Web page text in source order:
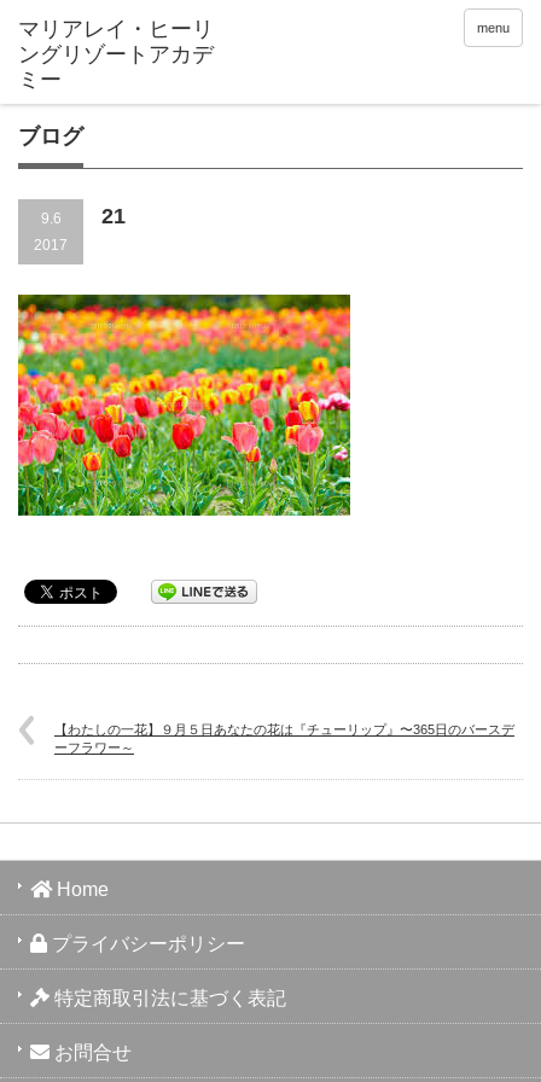
menu
ブログ
9.6
2017
21
【わたしの一花】９月５日あなたの花は『チューリップ』〜365日のバースデ
ーフラワー～
Home
プライバシーポリシー
特定商取引法に基づく表記
お問合せ